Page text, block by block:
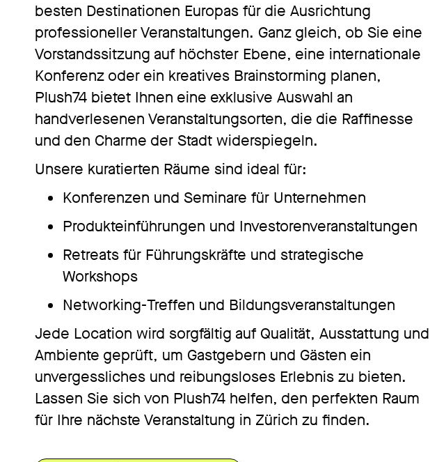
besten Destinationen Europas für die Ausrichtung
professioneller Veranstaltungen. Ganz gleich, ob Sie eine
Vorstandssitzung auf höchster Ebene, eine internationale
Konferenz oder ein kreatives Brainstorming planen,
Plush74 bietet Ihnen eine exklusive Auswahl an
handverlesenen Veranstaltungsorten, die die Raffinesse
und den Charme der Stadt widerspiegeln.
Unsere kuratierten Räume sind ideal für:
Konferenzen und Seminare für Unternehmen
Produkteinführungen und Investorenveranstaltungen
Retreats für Führungskräfte und strategische
Workshops
Networking-Treffen und Bildungsveranstaltungen
Jede Location wird sorgfältig auf Qualität, Ausstattung und
Ambiente geprüft, um Gastgebern und Gästen ein
unvergessliches und reibungsloses Erlebnis zu bieten.
Lassen Sie sich von Plush74 helfen, den perfekten Raum
für Ihre nächste Veranstaltung in Zürich zu finden.